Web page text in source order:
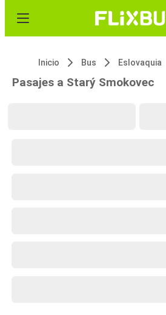
Inicio Bus Eslovaquia
Pasajes a Starý Smokovec